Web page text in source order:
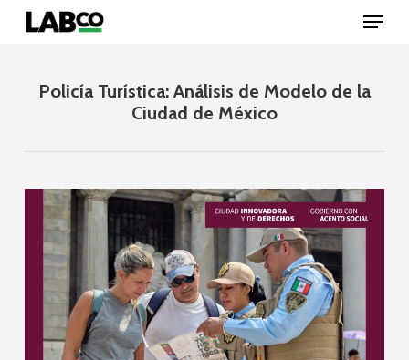
Menu
Policía Turística: Análisis de Modelo de la
Ciudad de México